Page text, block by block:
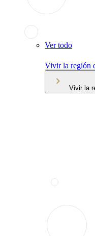
Ver todo
Vivir la región
Vivir la